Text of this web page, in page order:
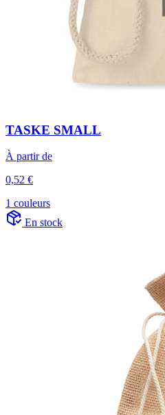
TASKE SMALL
À partir de
0,52 €
1 couleurs
En stock